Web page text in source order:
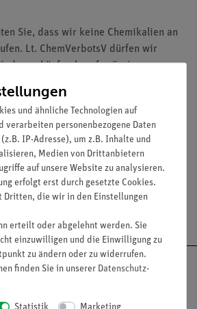
Sie, dass wir keine Chemikalien an
Lt. ChemVerbotsV dürfen wir
berufsmässige
und ähnliche Technologien auf
verarbeiten personenbezogene Daten
IP-Adresse), um z.B. Inhalte und
Medien von Drittanbietern
auf unsere Website zu analysieren.
erfolgt erst durch gesetzte Cookies.
Dritten, die wir in den Einstellungen
erteilt oder abgelehnt werden. Sie
einzuwilligen und die Einwilligung zu
zu ändern oder zu widerrufen.
finden Sie in unserer Daten­schutz­
Statistik Marketing